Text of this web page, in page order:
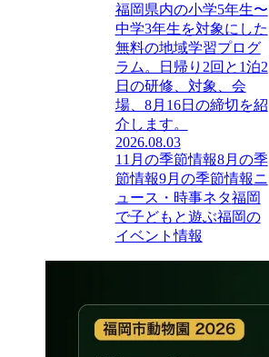
福岡県内の小学5年生〜
中学3年生を対象にした
無料の地域学習プログ
ラム。日帰り2回と1泊2
日の研修、対象、会
場、8月16日の締切を紹
介します。
2026.08.03
11月の季節情報8月の季
節情報9月の季節情報ニ
ュース・時事ネタ福岡
で子どもと遊ぶ福岡の
イベント情報